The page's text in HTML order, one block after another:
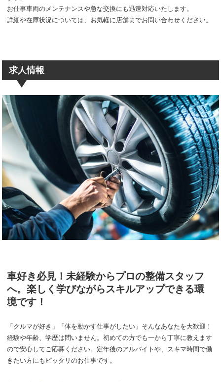
お仕事車両のメンテナンスや急な交換にも迅速対応いたします。
詳細や在庫状況については、お気軽に店舗までお問い合わせください。
求人情報
車好き必見！未経験からプロの整備スタッフ
へ。楽しく学びながらスキルアップできる環
境です！
「クルマが好き」「体を動かす仕事がしたい」そんなあなたを大歓迎！
経験や年齢、学歴は問いません。初めての方でも一から丁寧に教えます
ので安心してご応募ください。定年後のアルバイトや、スキマ時間で働
きたい方にもピッタリのお仕事です。